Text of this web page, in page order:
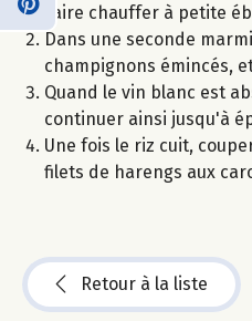
Faire chauffer à petite
Dans une seconde
champignons émincés,
Quand le vin blanc est
continuer ainsi jusqu'à
Une fois le riz cuit,
filets de harengs aux
Retour à la liste